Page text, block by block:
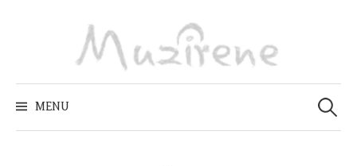
MENU
Zoeken
naar: